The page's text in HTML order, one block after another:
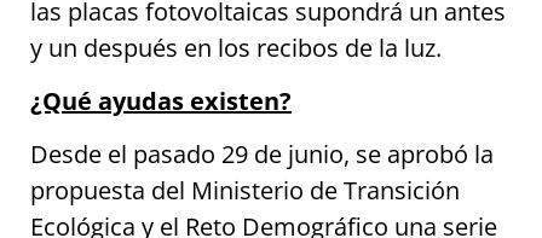
las placas fotovoltaicas supondrá un antes
y un después en los recibos de la luz.
¿Qué ayudas existen?
Desde el pasado 29 de junio, se aprobó la
propuesta del Ministerio de Transición
Ecológica y el Reto Demográfico una serie